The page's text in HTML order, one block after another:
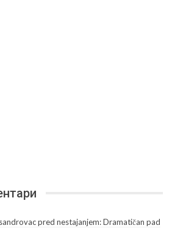
pred nestajanjem: Dramatičan pad